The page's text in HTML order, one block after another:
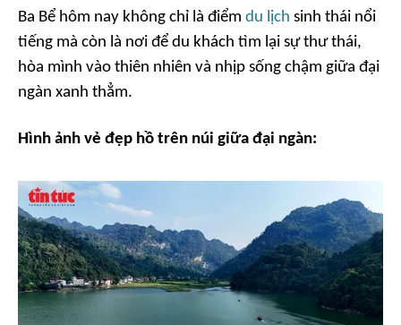
Ba Bể hôm nay không chỉ là điểm du lịch sinh thái nổi
tiếng mà còn là nơi để du khách tìm lại sự thư thái,
hòa mình vào thiên nhiên và nhịp sống chậm giữa đại
ngàn xanh thẳm.
Hình ảnh vẻ đẹp hồ trên núi giữa đại ngàn: